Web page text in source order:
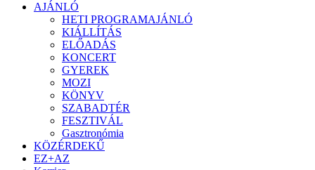
AJÁNLÓ
HETI PROGRAMAJÁNLÓ
KIÁLLÍTÁS
ELŐADÁS
KONCERT
GYEREK
MOZI
KÖNYV
SZABADTÉR
FESZTIVÁL
Gasztronómia
KÖZÉRDEKŰ
EZ+AZ